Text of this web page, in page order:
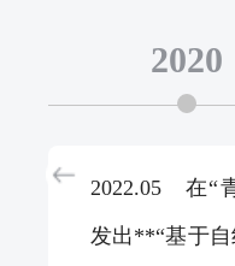
2020
2022.05 在“
发出**“基于